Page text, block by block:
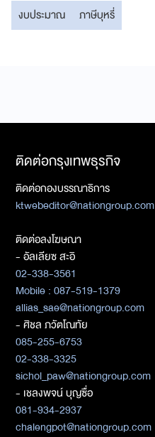
งบประมาณ ภาษีบุหรี่
ติดต่อกรุงเทพธุรกิจ
ติดต่อกองบรรณาธิการ
ktwebeditor@nationgroup.com
ติดต่อลงโฆษณา
- อัลเลียซ สะอิ
02-338-3561
Mobile : 087-519-1379
allias_sae@nationgroup.com
- ศิชล ภวัตโณทัย
085-255-6753
02-338-3325
sichol_paw@nationgroup.com
- เชลงพจน์ บุญซื่อ
081-934-2937
chalengpot@nationgroup.com